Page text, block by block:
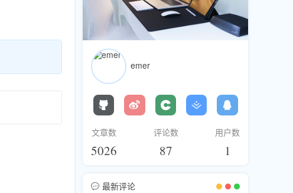
emer
文章数
5026
评论数
87
用户数
1
最新评论